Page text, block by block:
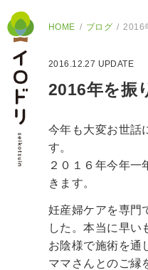
HOME ブログ 2016
2016.12.27 UPDATE
2016年を振
今年も大変お世話
す。
２０１６年今年一
きます。
妊産婦ケアを専門
した。本当に早い
お陰様で施術を通
ママさんとのご縁